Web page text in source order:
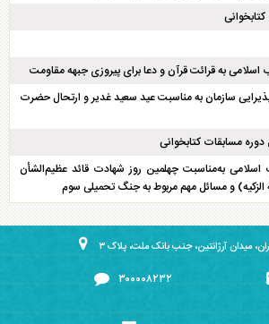
اسلامی به قرائت قرآن و دعا برای پیروزی جبهه مقاومت
سازمان به مناسبت عید سعید غدیر و ارتحال حضرت
مسابقات کتابخوانی
اسلامی به‌مناسبت چهلمین روز شهادت قائد عظیم‌الشأن
و مسائل مهم مربوط به جنگ تحمیلی سوم
میدان آرژانتین، جنب بانک ملت، پلاک ۳
۳۰۰۰۰۸۲۳۲